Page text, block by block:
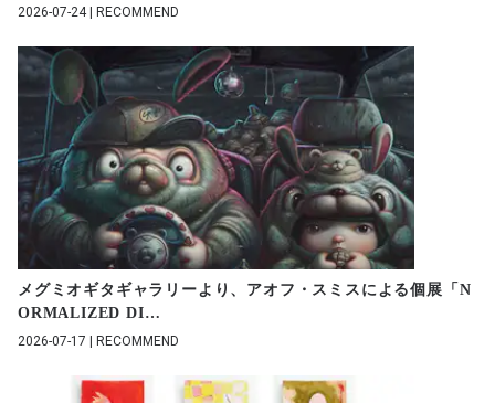
2026-07-24 | RECOMMEND
メグミオギタギャラリーより、アオフ・スミスによる個展「N
ORMALIZED DI…
2026-07-17 | RECOMMEND